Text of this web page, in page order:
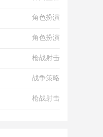
角色扮演
角色扮演
枪战射击
战争策略
枪战射击